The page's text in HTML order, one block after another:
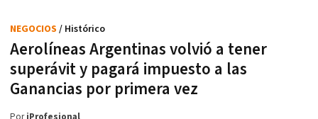
Aerolíneas Argentinas volvió a tener
superávit y pagará impuesto a las
Ganancias por primera vez
NEGOCIOS / Histórico